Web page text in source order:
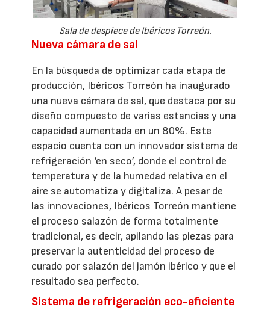
Sala de despiece de Ibéricos Torreón.
Nueva cámara de sal
En la búsqueda de optimizar cada etapa de
producción, Ibéricos Torreón ha inaugurado
una nueva cámara de sal, que destaca por su
diseño compuesto de varias estancias y una
capacidad aumentada en un 80%. Este
espacio cuenta con un innovador sistema de
refrigeración ‘en seco’, donde el control de
temperatura y de la humedad relativa en el
aire se automatiza y digitaliza. A pesar de
las innovaciones, Ibéricos Torreón mantiene
el proceso salazón de forma totalmente
tradicional, es decir, apilando las piezas para
preservar la autenticidad del proceso de
curado por salazón del jamón ibérico y que el
resultado sea perfecto.
Sistema de refrigeración eco-eficiente